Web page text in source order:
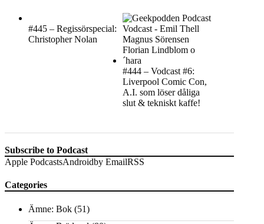
#445 – Regissörspecial:
Christopher Nolan
#444 – Vodcast #6:
Liverpool Comic Con,
A.I. som löser dåliga
slut & tekniskt kaffe!
Subscribe to Podcast
Apple PodcastsAndroidby EmailRSS
Categories
Ämne: Bok (51)